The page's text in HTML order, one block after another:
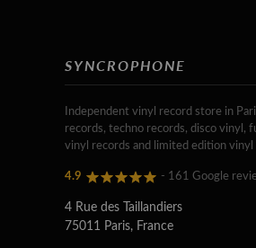
SYNCROPHONE
Independent vinyl record store in
records, techno records, disco vinyl,
vinyl records and limited edition vinyl
4.9 - 161 Google
4 Rue des Taillandiers
75011 Paris, France